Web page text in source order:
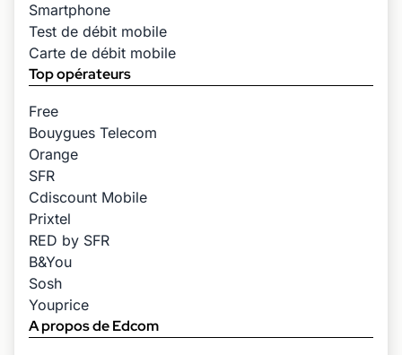
Smartphone
Test de débit mobile
Carte de débit mobile
Top opérateurs
Free
Bouygues Telecom
Orange
SFR
Cdiscount Mobile
Prixtel
RED by SFR
B&You
Sosh
Youprice
A propos de Edcom